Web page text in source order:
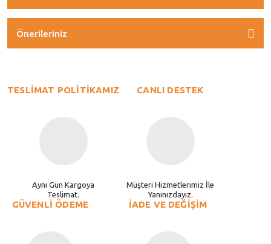
Önerileriniz
TESLİMAT POLİTİKAMIZ
Aynı Gün Kargoya
Teslimat.
CANLI DESTEK
Müşteri Hizmetlerimiz İle
Yanınızdayız.
GÜVENLİ ÖDEME İADE VE DEĞİŞİM